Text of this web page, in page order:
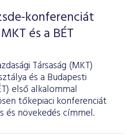
konferenciát
és a BÉT
Társaság (MKT)
és a Budapesti
első alkalommal
tőkepiaci konferenciát
és növekedés címmel.